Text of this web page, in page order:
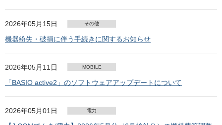
2026年05月15日 その他
機器紛失・破損に伴う手続きに関するお知らせ
2026年05月11日 MOBILE
「BASIO active2」のソフトウェアアップデートについて
2026年05月01日 電力